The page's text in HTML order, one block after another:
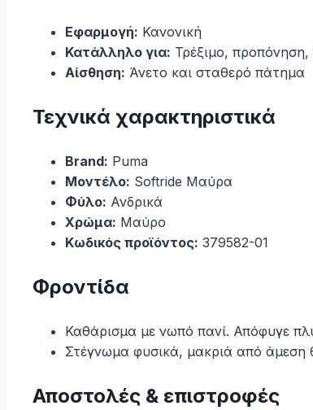
Εφαρμογή: Κανονική
Κατάλληλο για: Τρέξιμο,
Αίσθηση: Άνετο και σταθερό πάτημα
Τεχνικά χαρακτηριστικά
Brand: Puma
Μοντέλο: Softride Μαύρα
Φύλο: Ανδρικά
Χρώμα: Μαύρο
Κωδικός προϊόντος: 379582-01
Φροντίδα
Καθάρισμα με νωπό πανί. Απόφυγε
Στέγνωμα φυσικά, μακριά από άμεση
Αποστολές & επιστροφές